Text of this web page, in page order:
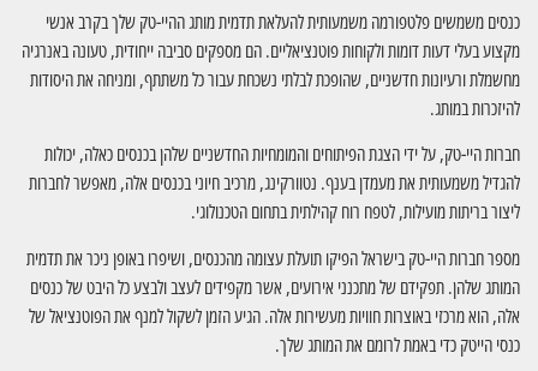
כנסים משמשים פלטפורמה משמעותית להעלאת תדמית מותג ההיי-טק שלך בקרב אנשי
מקצוע בעלי דעות דומות ולקוחות פוטנציאליים. הם מספקים סביבה ייחודית, טעונה באנרגיה
מחשמלת ורעיונות חדשניים, שהופכת לבלתי נשכחת עבור כל משתתף, ומניחה את היסודות
להיזכרות במותג.
חברות היי-טק, על ידי הצגת הפיתוחים והמומחיות החדשניים שלהן בכנסים כאלה, יכולות
להגדיל משמעותית את מעמדן בענף. נטוורקינג, מרכיב חיוני בכנסים אלה, מאפשר לחברות
ליצור בריתות מועילות, לטפח רוח קהילתית בתחום הטכנולוגי.
מספר חברות היי-טק בישראל הפיקו תועלת עצומה מהכנסים, ושיפרו באופן ניכר את תדמית
המותג שלהן. תפקידם של מתכנני אירועים, אשר מקפידים לעצב ולבצע כל היבט של כנסים
אלה, הוא מרכזי באוצרות חוויות מעשירות אלה. הגיע הזמן לשקול למנף את הפוטנציאל של
כנסי הייטק כדי באמת לרומם את המותג שלך.